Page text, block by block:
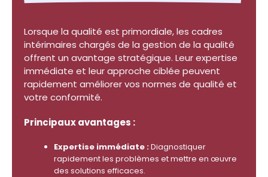
Lorsque la qualité est primordiale, les cadres
intérimaires chargés de la gestion de la qualité
offrent un avantage stratégique. Leur expertise
immédiate et leur approche ciblée peuvent
rapidement améliorer vos normes de qualité et
votre conformité.
Principaux avantages :
Expertise immédiate :Diagnostiquer
rapidement les problèmes et mettre en œuvre
des solutions efficaces.